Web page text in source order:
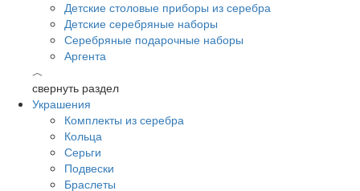
Детские столовые приборы из серебра
Детские серебряные наборы
Серебряные подарочные наборы
Аргента
︿
свернуть раздел
Украшения
Комплекты из серебра
Кольца
Серьги
Подвески
Браслеты